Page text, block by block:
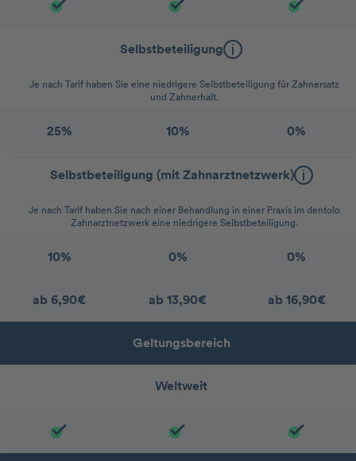
Selbstbeteiligung
Je nach Tarif haben Sie eine niedrigere Selbstbeteiligung für Zahnersatz
und Zahnerhalt.
25% 10% 0%
Selbstbeteiligung (mit Zahnarztnetzwerk)
Je nach Tarif haben Sie nach einer Behandlung in einer Praxis im dentolo
Zahnarztnetzwerk eine niedrigere Selbstbeteiligung.
10% 0% 0%
ab 6,90€ ab 13,90€ ab 16,90€
Geltungsbereich
Weltweit